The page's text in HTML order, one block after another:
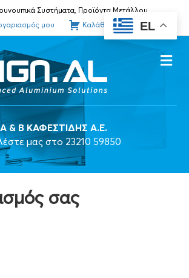
Συστήματα, Προϊόντα Μετάλλου.
μου
Καλάθι αγορών
A & B ΚΑΦΕΣΤΙΔΗΣ Α.Ε.
μας στο 23210 59850
σας
EL